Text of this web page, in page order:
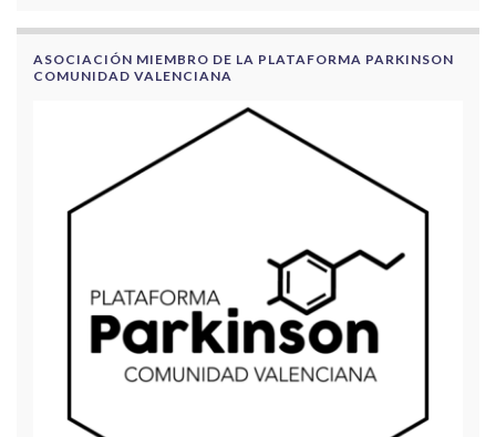
ASOCIACIÓN MIEMBRO DE LA PLATAFORMA PARKINSON
COMUNIDAD VALENCIANA